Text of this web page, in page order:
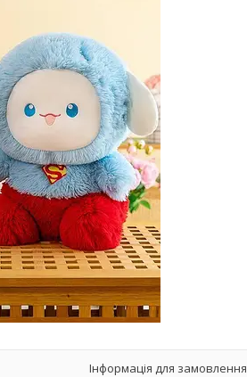
Інформація для замовлення